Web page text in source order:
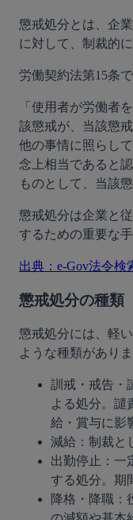
懲戒処分とは、企
に対して、制裁的
労働契約法第15条
「使用者が労働者
該懲戒が、当該懲
他の事情に照らし
念上相当であると
ものとして、当該
懲戒処分は企業と
するための重要な手
出典：e-Gov法令検
懲戒処分の種類
懲戒処分には、軽
ような種類がありま
訓戒・戒告・
よる処分。譴
給・賞与に影
減給：制裁と
出勤停止：一
する処分。期
降格・降職：